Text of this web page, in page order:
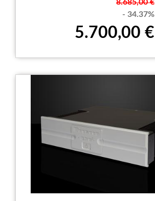
8.685,00 €
- 34.37%
5.700,00 €